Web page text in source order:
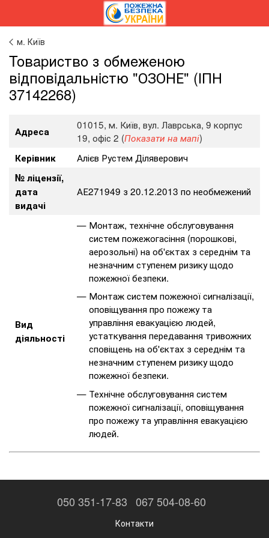
м. Київ
Toвapиcтвo з oбмeжeнoю
вiдпoвiдaльнicтю "ОЗОНЕ" (ІПН
37142268)
Адреса
01015, м. Київ, вул. Лаврська, 9 корпус
19, офіс 2 (Показати на мапі)
Керівник
Алієв Рустем Діляверович
№ ліцензії,
дата
видачі
АЕ271949 з 20.12.2013 по необмежений
Вид
діяльності
Монтаж, технічне обслуговування
систем пожежогасіння (порошкові,
аерозольні) на об'єктах з середнім та
незначним ступенем ризику щодо
пожежної безпеки.
Монтаж систем пожежної сигналізації,
оповіщування про пожежу та
управління евакуацією людей,
устаткування передавання тривожних
сповіщень на об'єктах з середнім та
незначним ступенем ризику щодо
пожежної безпеки.
Технічне обслуговування систем
пожежної сигналізації, оповіщування
про пожежу та управління евакуацією
людей.
050 351-17-83 067 504-08-60
Контакти